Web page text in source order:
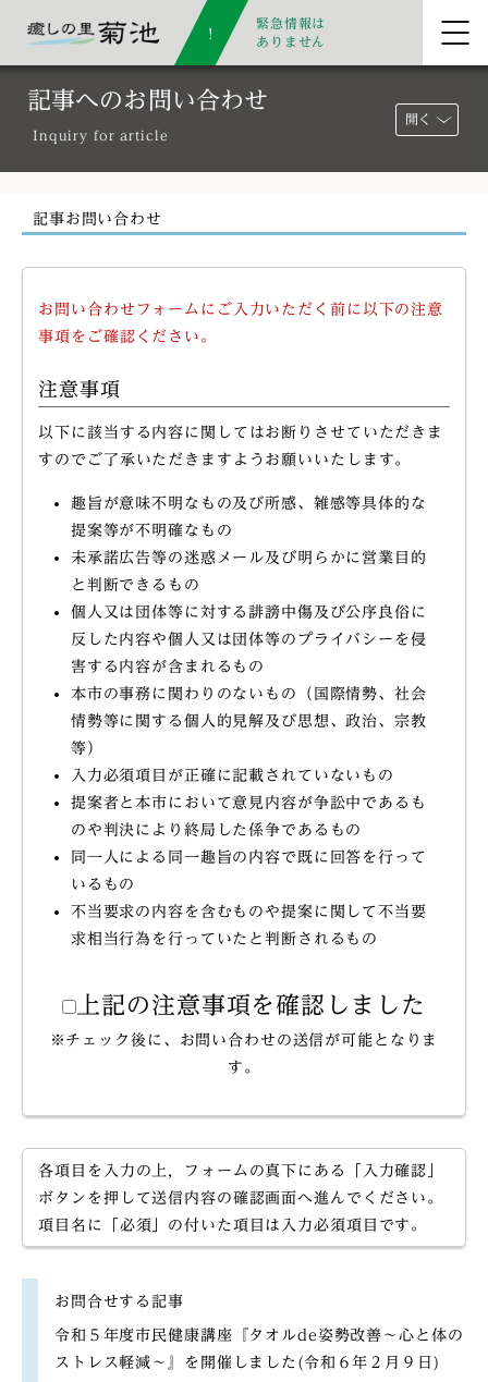
緊急情報は
ありません
記事へのお問い合わせ
Inquiry for article
開く
記事お問い合わせ
お問い合わせフォームにご入力いただく前に以下の注意
事項をご確認ください。
注意事項
以下に該当する内容に関してはお断りさせていただきま
すのでご了承いただきますようお願いいたします。
趣旨が意味不明なもの及び所感、雑感等具体的な
提案等が不明確なもの
未承諾広告等の迷惑メール及び明らかに営業目的
と判断できるもの
個人又は団体等に対する誹謗中傷及び公序良俗に
反した内容や個人又は団体等のプライバシーを侵
害する内容が含まれるもの
本市の事務に関わりのないもの（国際情勢、社会
情勢等に関する個人的見解及び思想、政治、宗教
等）
入力必須項目が正確に記載されていないもの
提案者と本市において意見内容が争訟中であるも
のや判決により終局した係争であるもの
同一人による同一趣旨の内容で既に回答を行って
いるもの
不当要求の内容を含むものや提案に関して不当要
求相当行為を行っていたと判断されるもの
上記の注意事項を確認しました
※チェック後に、お問い合わせの送信が可能となりま
す。
各項目を入力の上，フォームの真下にある「入力確認」
ボタンを押して送信内容の確認画面へ進んでください。
項目名に「必須」の付いた項目は入力必須項目です。
お問合せする記事
令和５年度市民健康講座『タオルde姿勢改善〜心と体の
ストレス軽減〜』を開催しました(令和６年２月９日)